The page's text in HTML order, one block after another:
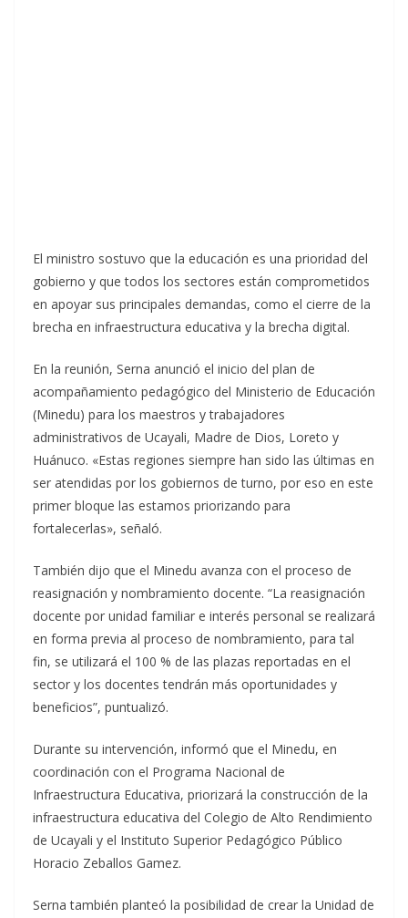
El ministro sostuvo que la educación es una prioridad del
gobierno y que todos los sectores están comprometidos
en apoyar sus principales demandas, como el cierre de la
brecha en infraestructura educativa y la brecha digital.
En la reunión, Serna anunció el inicio del plan de
acompañamiento pedagógico del Ministerio de Educación
(Minedu) para los maestros y trabajadores
administrativos de Ucayali, Madre de Dios, Loreto y
Huánuco. «Estas regiones siempre han sido las últimas en
ser atendidas por los gobiernos de turno, por eso en este
primer bloque las estamos priorizando para
fortalecerlas», señaló.
También dijo que el Minedu avanza con el proceso de
reasignación y nombramiento docente. “La reasignación
docente por unidad familiar e interés personal se realizará
en forma previa al proceso de nombramiento, para tal
fin, se utilizará el 100 % de las plazas reportadas en el
sector y los docentes tendrán más oportunidades y
beneficios”, puntualizó.
Durante su intervención, informó que el Minedu, en
coordinación con el Programa Nacional de
Infraestructura Educativa, priorizará la construcción de la
infraestructura educativa del Colegio de Alto Rendimiento
de Ucayali y el Instituto Superior Pedagógico Público
Horacio Zeballos Gamez.
Serna también planteó la posibilidad de crear la Unidad de